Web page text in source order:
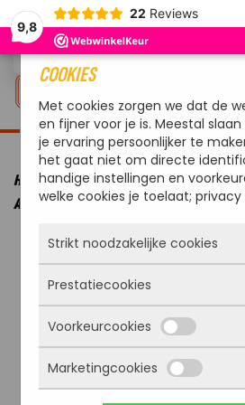
9,8
22 Reviews
Overslaan en naar de inhoud gaan
HOME MERKEN OUTDOORCHEF
ACCESSOIRE SPATEL
COOKIES
Met cookies zorgen we dat de
en fijner voor je is. Meestal
je ervaring persoonlijker te
het gaat niet om directe
handige instellingen en
welke cookies je toelaat; privacy
Strikt noodzakelijke cookies
Deze cookies zorgen ervoor
überhaupt werkt. Ze zijn dus
kunnen niet worden uitgezet.
ze alleen geplaatst als jij iets
inloggen, een formulier
privacyvoorkeuren opslaan.
zo instellen dat hij deze
Prestatiecookies
Met deze cookies zien we hoe
bezocht wordt, waar
komen en welke pagina’s
kunnen we de website
Voorkeurcookies
Deze cookies onthouden jouw
Bijvoorbeeld taalkeuze of
Marketingcookies